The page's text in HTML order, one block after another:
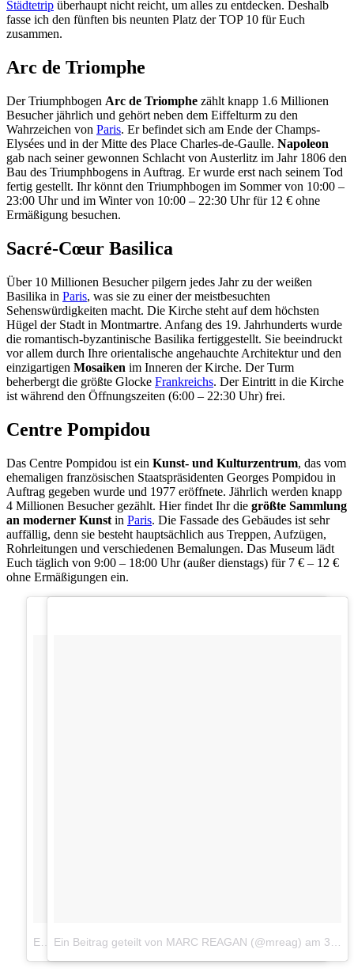
Städtetrip überhaupt nicht reicht, um alles zu entdecken. Deshalb
fasse ich den fünften bis neunten Platz der TOP 10 für Euch
zusammen.
Arc de Triomphe
Der Triumphbogen Arc de Triomphe zählt knapp 1.6 Millionen
Besucher jährlich und gehört neben dem Eiffelturm zu den
Wahrzeichen von Paris. Er befindet sich am Ende der Champs-
Elysées und in der Mitte des Place Charles-de-Gaulle. Napoleon
gab nach seiner gewonnen Schlacht von Austerlitz im Jahr 1806 den
Bau des Triumphbogens in Auftrag. Er wurde erst nach seinem Tod
fertig gestellt. Ihr könnt den Triumphbogen im Sommer von 10:00 –
23:00 Uhr und im Winter von 10:00 – 22:30 Uhr für 12 € ohne
Ermäßigung besuchen.
Sacré-Cœur Basilica
Über 10 Millionen Besucher pilgern jedes Jahr zu der weißen
Basilika in Paris, was sie zu einer der meistbesuchten
Sehenswürdigkeiten macht. Die Kirche steht auf dem höchsten
Hügel der Stadt in Montmartre. Anfang des 19. Jahrhunderts wurde
die romantisch-byzantinische Basilika fertiggestellt. Sie beeindruckt
vor allem durch Ihre orientalische angehauchte Architektur und den
einzigartigen Mosaiken im Inneren der Kirche. Der Turm
beherbergt die größte Glocke Frankreichs. Der Eintritt in die Kirche
ist während den Öffnungszeiten (6:00 – 22:30 Uhr) frei.
Centre Pompidou
Das Centre Pompidou ist ein Kunst- und Kulturzentrum, das vom
ehemaligen französischen Staatspräsidenten Georges Pompidou in
Auftrag gegeben wurde und 1977 eröffnete. Jährlich werden knapp
4 Millionen Besucher gezählt. Hier findet Ihr die größte Sammlung
an moderner Kunst in Paris. Die Fassade des Gebäudes ist sehr
auffällig, denn sie besteht hauptsächlich aus Treppen, Aufzügen,
Rohrleitungen und verschiedenen Bemalungen. Das Museum lädt
Euch täglich von 9:00 – 18:00 Uhr (außer dienstags) für 7 € – 12 €
ohne Ermäßigungen ein.
Ein Beitrag geteilt von MARC REAGAN (@mreag) am 31. Mär 2017 um 11:01 Uhr
am